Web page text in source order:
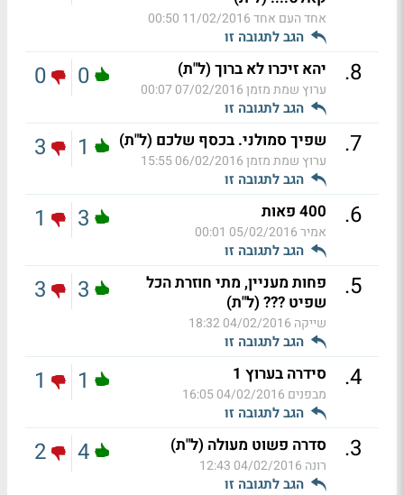
אחד העם אחד11/02/2016 00:50
הגב לתגובה זו
8
. יהא זיכרו לא ברוך (ל"ת)
ערוץ שמת מזמן07/02/2016 00:07
הגב לתגובה זו
0
0
7
. שפיך סמולני. בכסף שלכם (ל"ת)
ערוץ שמת מזמן06/02/2016 15:55
הגב לתגובה זו
1
3
6
. 400 פאות
אמיר05/02/2016 00:01
הגב לתגובה זו
3
1
5
.
פחות מעניין, מתי חוזרת הכל
שפיט ??? (ל"ת)
שייקה 04/02/2016 18:32
הגב לתגובה זו
3
3
4
. סידרה בערוץ 1
מבפנים 04/02/2016 16:05
הגב לתגובה זו
1
1
3
. סדרה פשוט מעולה (ל"ת)
רונה 04/02/2016 12:43
הגב לתגובה זו
4
2